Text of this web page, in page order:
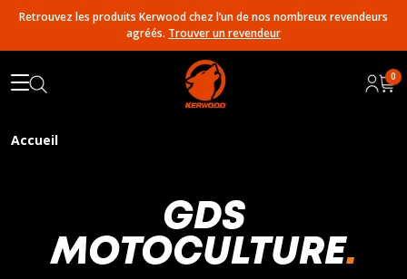
Retrouvez les produits Kerwood chez l’un de nos nombreux revendeurs
agréés. Trouver un revendeur
0
Accueil
GDS
MOTOCULTURE